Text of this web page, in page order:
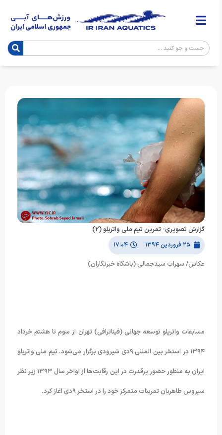
گزارش تصویری- تمرین تیم ملی واترپلو (۲)
۲۵ فروردین ۱۳۹۴ ۱۷:۰۴
عکاس/ سهراب سیدجمالی (باشگاه خبرنگاران)
مسابقات واترپلو توسعه جهانی (فیناترافی) تهران از سوم تا هشتم خرداد
۱۳۹۴ در استخر بین المللی ۹دی شیرودی برگزار می‌شود. تیم ملی واترپلو
ایران به منظور حضور پرقدرت در این رقابت‌ها از اواخر سال ۱۳۹۳ زیر نظر
سیروس طاهریان تمرینات متمرکز خود را در استخر ۹دی آغاز کرد.